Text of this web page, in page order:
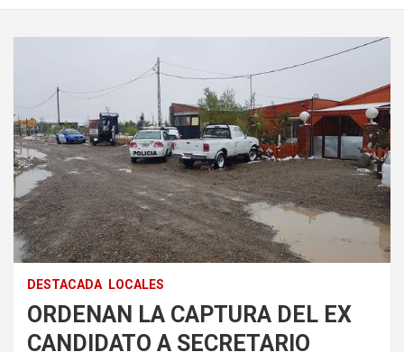
DESTACADA LOCALES
ORDENAN LA CAPTURA DEL EX
CANDIDATO A SECRETARIO